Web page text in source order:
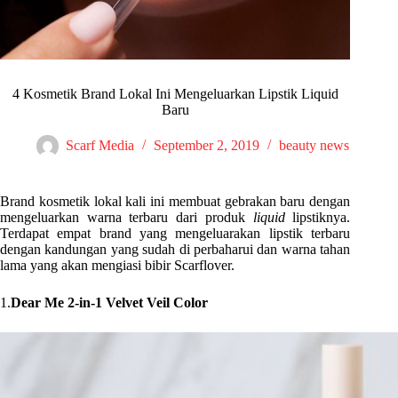
4 Kosmetik Brand Lokal Ini Mengeluarkan Lipstik Liquid
Baru
Scarf Media September 2, 2019 beauty news
Brand kosmetik lokal kali ini membuat gebrakan baru dengan
mengeluarkan warna terbaru dari produk liquidlipstiknya.
Terdapat empat brand yang mengeluarakan lipstik terbaru
dengan kandungan yang sudah di perbaharui dan warna tahan
lama yang akan mengiasi bibir Scarflover.
1.Dear Me 2-in-1 Velvet Veil Color